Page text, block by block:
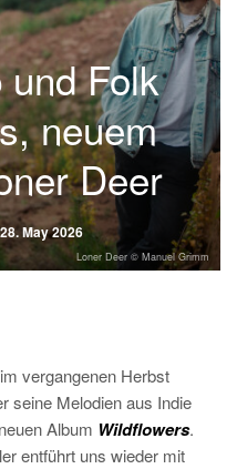
Folk
neuem
Deer
28. May 2026
Loner Deer © Manuel Grimm
vergangenen Herbst
seine Melodien aus Indie
Album Wildflowers.
entführt uns wieder mit